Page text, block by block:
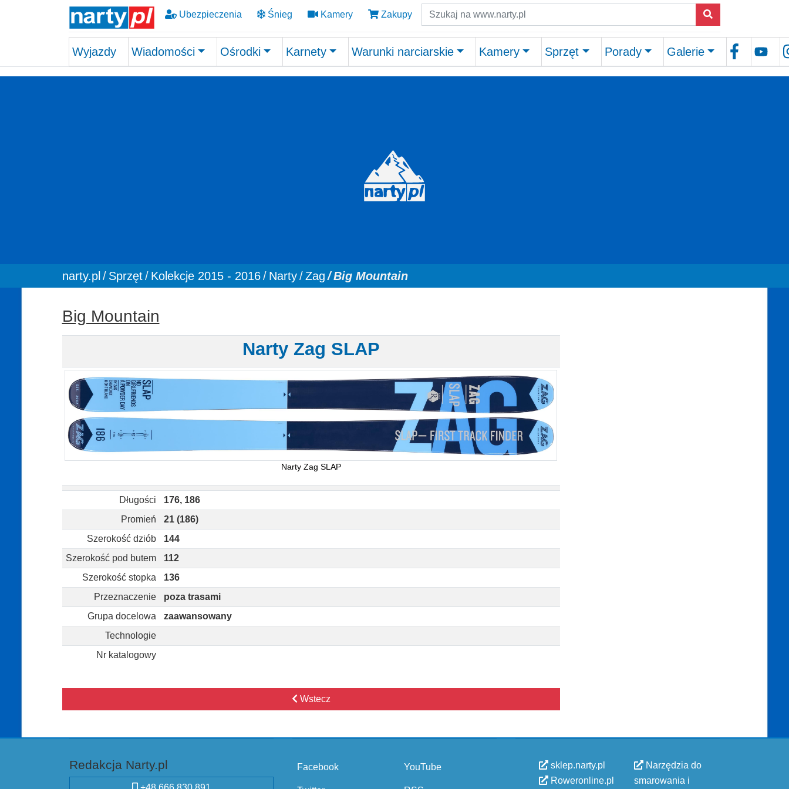
Ubezpieczenia Śnieg Kamery Zakupy Szukaj
Wyjazdy Wiadomości Ośrodki Karnety Warunki narciarskie Kamery Sprzęt Porady Galerie
You are here:
narty.pl Sprzęt Kolekcje 2015 - 2016 Narty Zag Big Mountain
Big Mountain
Narty Zag SLAP
Narty Zag SLAP
Długości
176, 186
Promień
21 (186)
Szerokość dziób
144
Szerokość pod butem
112
Szerokość stopka
136
Przeznaczenie
poza trasami
Grupa docelowa
zaawansowany
Technologie
Nr katalogowy
Wstecz
Redakcja Narty.pl Facebook YouTube
sklep.narty.pl
Roweronline.pl
Narzędzia do
smarowania i